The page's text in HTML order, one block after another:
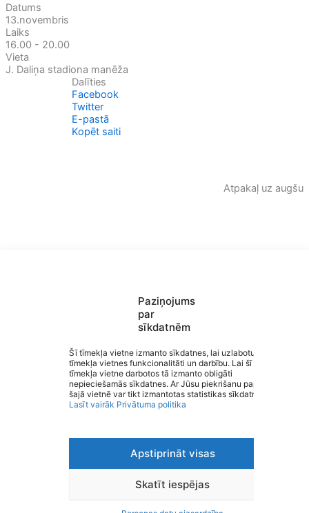
Paziņojums
par
sīkdatnēm
Šī tīmekļa vietne izmanto sīkdatnes, lai uzlabotu
tīmekļa vietnes funkcionalitāti un darbību. Lai šī
tīmekļa vietne darbotos tā izmanto obligāti
nepieciešamās sīkdatnes. Ar Jūsu piekrišanu papildus
šajā vietnē var tikt izmantotas statistikas sīkdatnes.
Lasīt vairāk Privātuma politika
Apstiprināt visas
Skatīt iespējas
Datums
13.novembris
Laiks
16.00 - 20.00
Vieta
J. Daliņa stadiona manēža
Dalīties
Facebook
Twitter
E-pastā
Kopēt saiti
Atpakaļ uz augšu
Valmieras Sporta skola
Saziņa
Izvēlne
Ātrās saites
Sociālie tīkli
Privātuma politika
Personas datu aizsardzība